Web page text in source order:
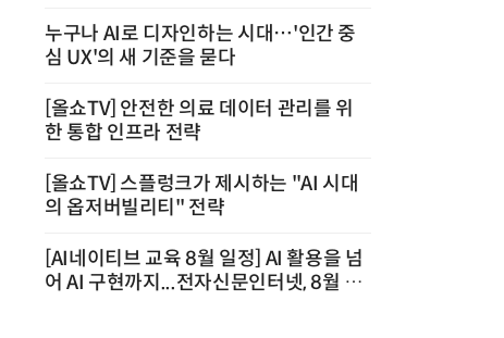
누구나 AI로 디자인하는 시대…'인간 중
심 UX'의 새 기준을 묻다
[올쇼TV] 안전한 의료 데이터 관리를 위
한 통합 인프라 전략
[올쇼TV] 스플렁크가 제시하는 "AI 시대
의 옵저버빌리티" 전략
[AI네이티브 교육 8월 일정] AI 활용을 넘
어 AI 구현까지...전자신문인터넷, 8월 실